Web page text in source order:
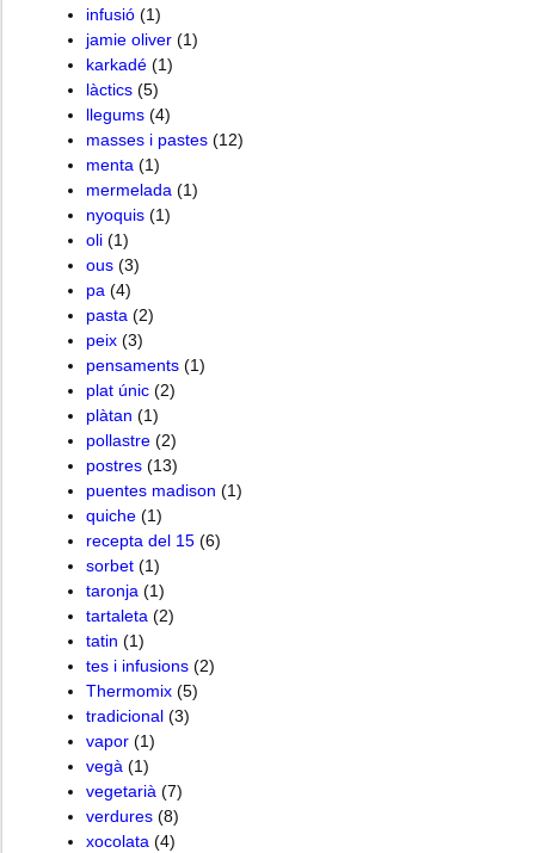
infusió (1)
jamie oliver (1)
karkadé (1)
làctics (5)
llegums (4)
masses i pastes (12)
menta (1)
mermelada (1)
nyoquis (1)
oli (1)
ous (3)
pa (4)
pasta (2)
peix (3)
pensaments (1)
plat únic (2)
plàtan (1)
pollastre (2)
postres (13)
puentes madison (1)
quiche (1)
recepta del 15 (6)
sorbet (1)
taronja (1)
tartaleta (2)
tatin (1)
tes i infusions (2)
Thermomix (5)
tradicional (3)
vapor (1)
vegà (1)
vegetarià (7)
verdures (8)
xocolata (4)